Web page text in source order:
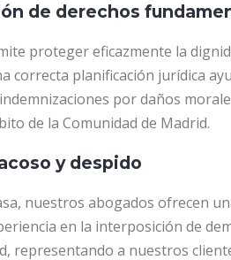
de derechos
proteger eficazmente la
correcta planificación jurídica
por daños
de la Comunidad de Madrid.
y despido
nuestros abogados ofrecen
en la interposición de
representando a nuestros